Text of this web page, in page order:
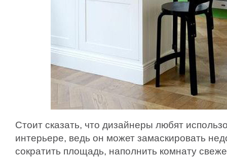
Стоит сказать, что дизайнеры любят
интерьере, ведь он может замаскировать
сократить площадь, наполнить комнату